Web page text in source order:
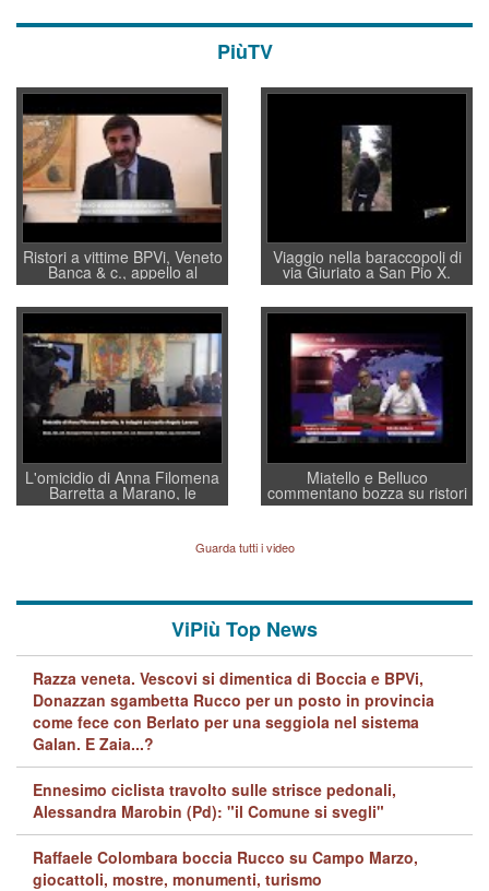
PiùTV
Ristori a vittime BPVi, Veneto
Banca & c., appello al
sottosegretario Alessio
Villarosa: per mettere ordine
convochi con Di Maio CNCU
a supporto della cabina di
regia al Mef
Viaggio nella baraccopoli di
via Giuriato a San Pio X.
Vicenza ai Vicentini: “faremo
un regalo di Natale ai
residenti”
L'omicidio di Anna Filomena
Barretta a Marano, le
indagini dei carabinieri di
quelle di... Barbara D'Urso
Miatello e Belluco
commentano bozza su ristori
BPVi e Veneto Banca
Guarda tutti i video
ViPiù Top News
Razza veneta. Vescovi si dimentica di Boccia e BPVi,
Donazzan sgambetta Rucco per un posto in provincia
come fece con Berlato per una seggiola nel sistema
Galan. E Zaia...?
Ennesimo ciclista travolto sulle strisce pedonali,
Alessandra Marobin (Pd): "il Comune si svegli"
Raffaele Colombara boccia Rucco su Campo Marzo,
giocattoli, mostre, monumenti, turismo